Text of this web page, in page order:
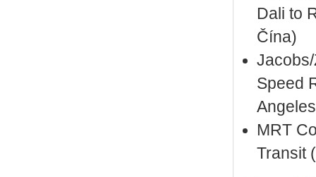
Dali to
Čína)
Speed
MRT
Transit